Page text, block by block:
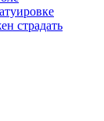
страдать